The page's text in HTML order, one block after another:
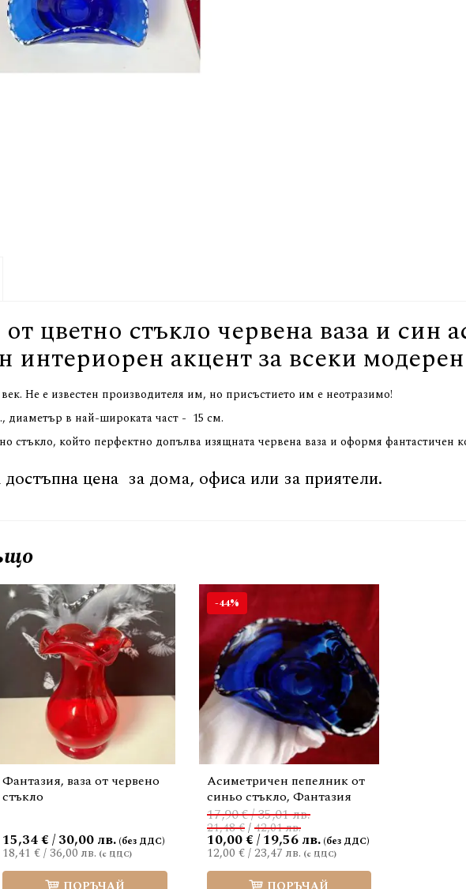
цветно стъкло червена ваза и син
интериорен акцент за всеки
Не е известен производителя им, но присъстието им е неотразимо!
диаметър в най-широката част - 15 см.
стъкло, който перфектно допълва изящната червена ваза и оформя фантастичен
цена за дома, офиса или за приятели.
Фантазия, ваза от червено
стъкло
18,41 €/ 36,00 лв.
15,34 € / 30,00 лв.
-44%
Асиметричен пепелник от
синьо стъкло, Фантазия
12,00 €/23,47 лв.
10,00 € / 19,56 лв.
21,48 €/42,01 лв.
17,90 € / 35,01 лв.